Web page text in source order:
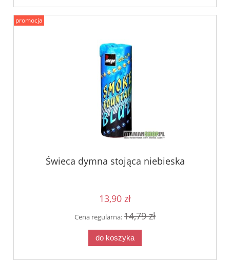
Świeca dymna stojąca niebieska
13,90 zł
Cena regularna:14,79 zł
do koszyka
promocja